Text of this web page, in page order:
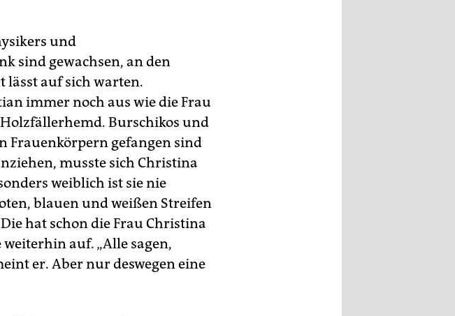
und
sind gewachsen, an den
lässt auf sich warten.
immer noch aus wie die Frau
Burschikos und
Frauenkörpern gefangen sind
musste sich Christina
weiblich ist sie nie
blauen und weißen Streifen
hat schon die Frau Christina
auf. „Alle sagen,
er. Aber nur deswegen eine